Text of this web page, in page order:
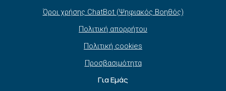
Όροι χρήσης ChatBot (Ψηφιακός Βοηθός)
Πολιτική απορρήτου
Πολιτική cookies
Προσβασιμότητα
Για Εμάς